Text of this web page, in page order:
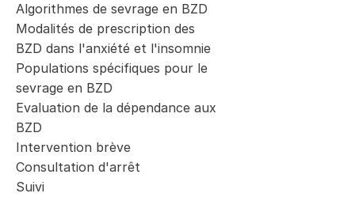
Algorithmes de sevrage en BZD
Modalités de prescription des
BZD dans l'anxiété et l'insomnie
Populations spécifiques pour le
sevrage en BZD
Evaluation de la dépendance aux
BZD
Intervention brève
Consultation d'arrêt
Suivi